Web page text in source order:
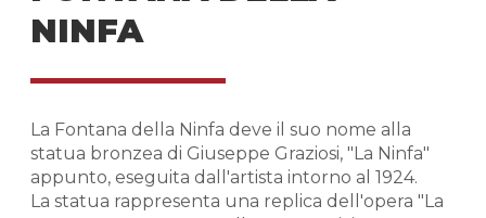
NINFA
La Fontana della Ninfa deve il suo nome alla
statua bronzea di Giuseppe Graziosi, "La Ninfa"
appunto, eseguita dall'artista intorno al 1924.
La statua rappresenta una replica dell'opera "La